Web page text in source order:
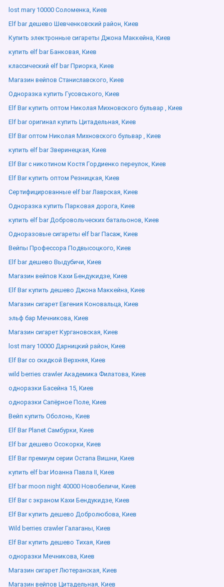
lost mary 10000 Соломенка, Киев
Elf bar дешево Шевченковский район, Киев
Купить электронные сигареты Джона Маккейна, Киев
купить elf bar Банковая, Киев
классический elf bar Приорка, Киев
Магазин вейпов Станиславского, Киев
Одноразка купить Гусовського, Киев
Elf Bar купить оптом Николая Михновского бульвар , Киев
Elf bar оригинал купить Цитадельная, Киев
Elf Bar оптом Николая Михновского бульвар , Киев
купить elf bar Зверинецкая, Киев
Elf Bar с никотином Костя Гордиенко переулок, Киев
Elf Bar купить оптом Резницкая, Киев
Сертифицированные elf bar Лаврская, Киев
Одноразка купить Парковая дорога, Киев
купить elf bar Добровольческих батальонов, Киев
Одноразовые сигареты elf bar Пасаж, Киев
Вейпы Профессора Подвысоцкого, Киев
Elf bar дешево Выдубичи, Киев
Магазин вейпов Кахи Бендукидзе, Киев
Elf Bar купить дешево Джона Маккейна, Киев
Магазин сигарет Евгения Коновальца, Киев
эльф бар Мечникова, Киев
Магазин сигарет Кургановская, Киев
lost mary 10000 Дарницкий район, Киев
Elf Bar со скидкой Верхняя, Киев
wild berries crawler Академика Филатова, Киев
одноразки Басейна 15, Киев
одноразки Сапёрное Поле, Киев
Вейп купить Оболонь, Киев
Elf Bar Planet Самбурки, Киев
Elf bar дешево Осокорки, Киев
Elf Bar премиум серии Остапа Вишни, Киев
купить elf bar Иоанна Павла ІІ, Киев
Elf bar moon night 40000 Новобеличи, Киев
Elf Bar с экраном Кахи Бендукидзе, Киев
Elf Bar купить дешево Добролюбова, Киев
Wild berries crawler Галаганы, Киев
Elf Bar купить дешево Тихая, Киев
одноразки Мечникова, Киев
Магазин сигарет Лютеранская, Киев
Магазин вейпов Цитадельная, Киев